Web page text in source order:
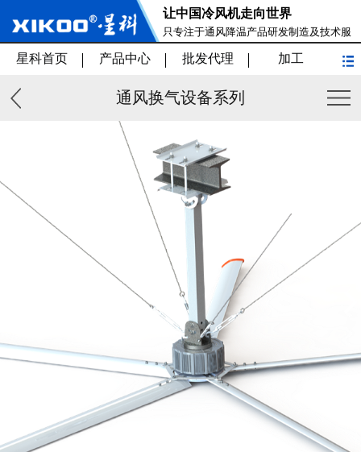
让中国冷风机走向世界
只专注于通风降温产品研发制造及技术服
务
星科首页 产品中心 批发代理 加工
通风换气设备系列